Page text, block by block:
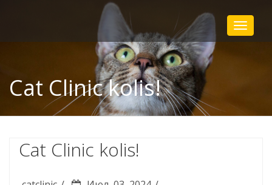
Toggle
Cat Clinic kolis!
Cat Clinic kolis!